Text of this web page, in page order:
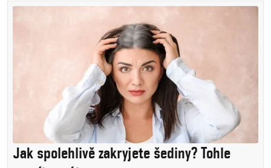
Jak spolehlivě zakryjete šediny? Tohle